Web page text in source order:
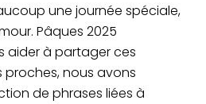
une journée spéciale,
Pâques 2025
aider à partager ces
nous avons
de phrases liées à